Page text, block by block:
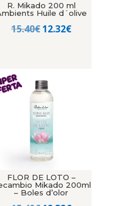
R. Mikado 200 ml
Huile d´olive
15.40€El
15.40€.
12.32€El
FLOR DE LOTO –
Mikado 200ml
– Boles d’olor